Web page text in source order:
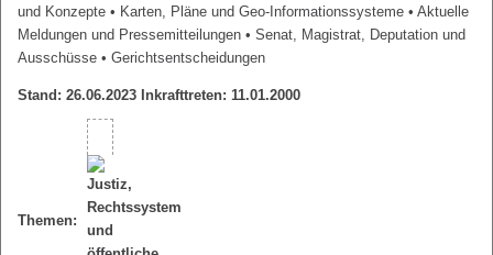
und Konzepte • Karten, Pläne und Geo-Informationssysteme • Aktuelle
Meldungen und Pressemitteilungen • Senat, Magistrat, Deputation und
Ausschüsse • Gerichtsentscheidungen
Stand: 26.06.2023 Inkrafttreten: 11.01.2000
Themen: